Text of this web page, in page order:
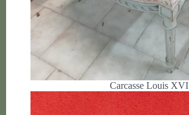
Carcasse Louis XVI